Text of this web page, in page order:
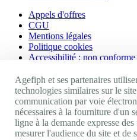
Appels d'offres
CGU
Mentions légales
Politique cookies
Accessibilité : non conforme
Nos autres sites
Site portail Agefiph
Activateur de progrès
Handinnov
Agefiph et ses partenaires
technologies similaires sur le
communication par voie
nécessaires à la fourniture d'un
ligne à la demande expresse
mesurer l'audience du site et de